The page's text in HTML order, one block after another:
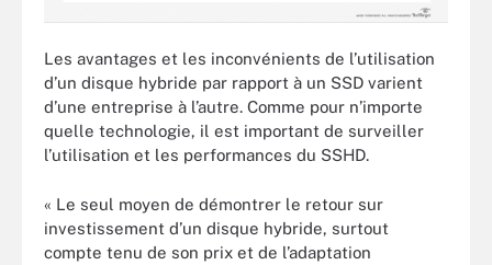
Les avantages et les inconvénients de l’utilisation
d’un disque hybride par rapport à un SSD varient
d’une entreprise à l’autre. Comme pour n’importe
quelle technologie, il est important de surveiller
l’utilisation et les performances du SSHD.
« Le seul moyen de démontrer le retour sur
investissement d’un disque hybride, surtout
compte tenu de son prix et de l’adaptation